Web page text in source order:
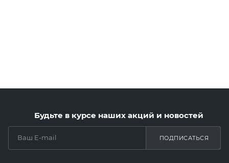
Будьте в курсе наших акций и новостей
ПОДПИСАТЬСЯ